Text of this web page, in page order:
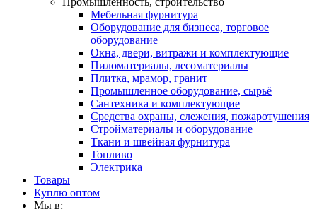
Мебельная фурнитура
Оборудование для бизнеса, торговое
оборудование
Окна, двери, витражи и комплектующие
Пиломатериалы, лесоматериалы
Плитка, мрамор, гранит
Промышленное оборудование, сырьё
Сантехника и комплектующие
Средства охраны, слежения, пожаротушения
Стройматериалы и оборудование
Ткани и швейная фурнитура
Топливо
Электрика
Товары
Куплю оптом
Мы в: